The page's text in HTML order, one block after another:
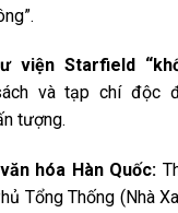
viện Starfield
và tạp chí độc
tượng.
hóa Hàn Quốc:
Tổng Thống (Nhà